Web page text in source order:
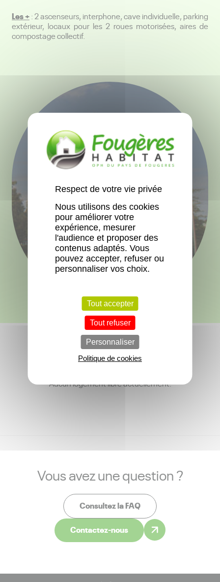
Les +: 2 ascenseurs, interphone, cave individuelle, parking
extérieur, locaux pour les 2 roues motorisées, aires de
compostage collectif.
Aucun logement libre actuellement.
Vous avez une question ?
Consultez la FAQ
Contactez-nous
Respect de votre vie privée
Nous utilisons des cookies
pour améliorer votre
expérience, mesurer
l'audience et proposer des
contenus adaptés. Vous
pouvez accepter, refuser ou
personnaliser vos choix.
Tout accepter
Tout refuser
Personnaliser
Politique de cookies